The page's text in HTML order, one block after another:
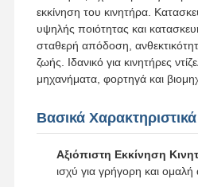
εκκίνηση του κινητήρα.
υψηλής ποιότητας και
σταθερή απόδοση,
ζωής. Ιδανικό για κινητήρες
μηχανήματα, φορτηγά και
Βασικά
Αξιόπιστη Εκκίνηση
ισχύ για γρήγορη και ομαλή